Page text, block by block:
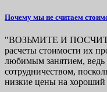
Почему мы не считаем
"ВОЗЬМИТЕ И
расчеты стоимости их
любимым занятием, ведь
сотрудничеством,
низкие цены на хороший